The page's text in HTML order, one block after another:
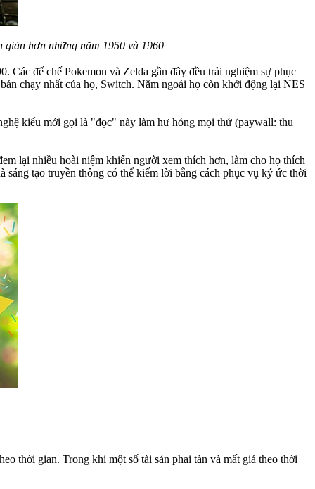
giản hơn những năm 1950 và 1960
đế chế Pokemon và Zelda gần đây đều trải nghiệm sự phục
chạy nhất của họ, Switch. Năm ngoái họ còn khởi động lại NES
kiểu mới gọi là "đọc" này làm hư hỏng mọi thứ (paywall: thu
lại nhiều hoài niệm khiến người xem thích hơn, làm cho họ thích
sáng tạo truyền thông có thể kiếm lời bằng cách phục vụ ký ức thời
thời gian. Trong khi một số tài sản phai tàn và mất giá theo thời